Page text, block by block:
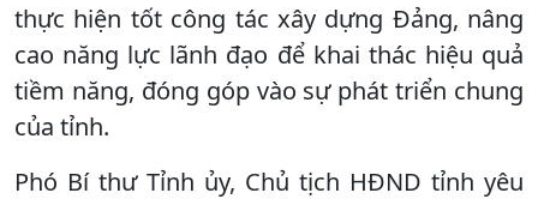
thực hiện tốt công tác xây dựng Đảng, nâng
cao năng lực lãnh đạo để khai thác hiệu quả
tiềm năng, đóng góp vào sự phát triển chung
của tỉnh.
Phó Bí thư Tỉnh ủy, Chủ tịch HĐND tỉnh yêu